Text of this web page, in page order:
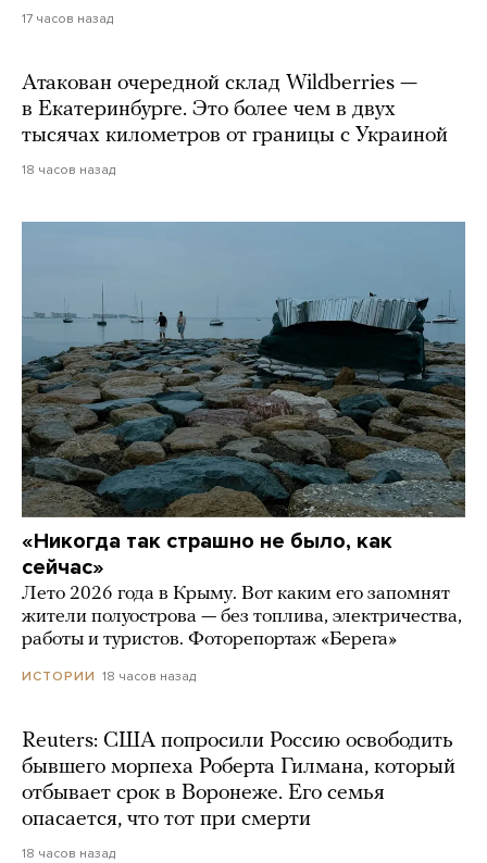
17 часов назад
Атакован очередной склад Wildberries —
в Екатеринбурге. Это более чем в двух
тысячах километров от границы с Украиной
18 часов назад
«Никогда так страшно не было, как
сейчас»
Лето 2026 года в Крыму. Вот каким его запомнят
жители полуострова — без топлива, электричества,
работы и туристов. Фоторепортаж «Берега»
ИСТОРИИ 18 часов назад
Reuters: США попросили Россию освободить
бывшего морпеха Роберта Гилмана, который
отбывает срок в Воронеже. Его семья
опасается, что тот при смерти
18 часов назад